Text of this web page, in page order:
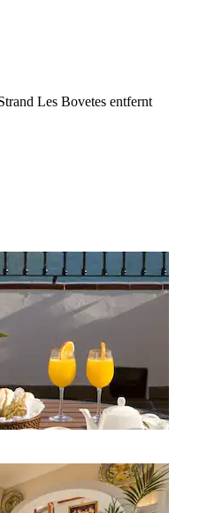
Les Bovetes entfernt